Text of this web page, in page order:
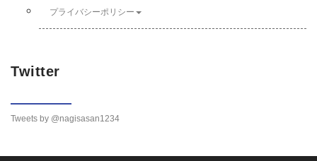
プライバシーポリシー
Twitter
Tweets by @nagisasan1234